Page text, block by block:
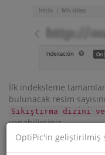
İlk indeksleme
bulunacak resim
Sıkıştırma dizini
yapabilirsiniz.
OptiPic'in geliştirilmiş